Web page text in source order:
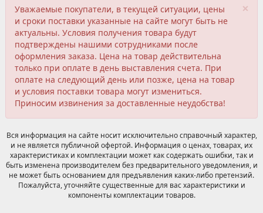
×
Уважаемые покупатели, в текущей ситуации, цены
и сроки поставки указанные на сайте могут быть не
актуальны. Условия получения товара будут
подтверждены нашими сотрудниками после
оформления заказа. Цена на товар действительна
только при оплате в день выставления счета. При
оплате на следующий день или позже, цена на товар
и условия поставки товара могут измениться.
Приносим извинения за доставленные неудобства!
Вся информация на сайте носит исключительно справочный характер,
и не является публичной офертой. Информация о ценах, товарах, их
характеристиках и комплектации может как содержать ошибки, так и
быть изменена производителем без предварительного уведомления, и
не может быть основанием для предъявления каких-либо претензий.
Пожалуйста, уточняйте существенные для вас характеристики и
компоненты комплектации товаров.